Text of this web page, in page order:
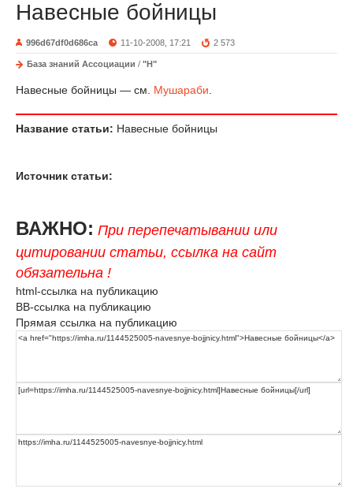
Навесные бойницы
996d67df0d686ca 11-10-2008, 17:21 2 573
База знаний Ассоциации / "Н"
Навесные бойницы — см. Мушараби
Название статьи: Навесные бойницы
Источник статьи:
ВАЖНО: При перепечатывании или
цитировании статьи, ссылка на сайт
обязательна !
html-ссылка на публикацию
BB-ссылка на публикацию
Прямая ссылка на публикацию